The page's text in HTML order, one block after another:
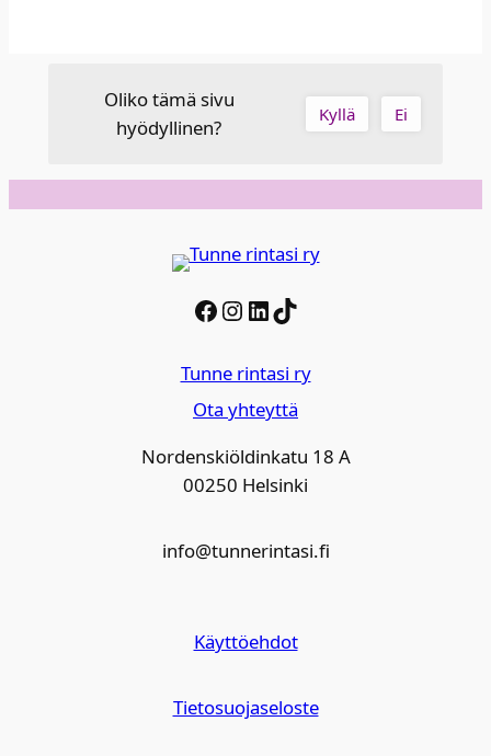
Oliko tämä sivu
hyödyllinen?
Kyllä Ei
Facebook
Instagram
LinkedIn
TikTok
Tunne rintasi ry
Ota yhteyttä
Nordenskiöldinkatu 18 A
00250 Helsinki
info@tunnerintasi.fi
Käyttöehdot
Tietosuojaseloste